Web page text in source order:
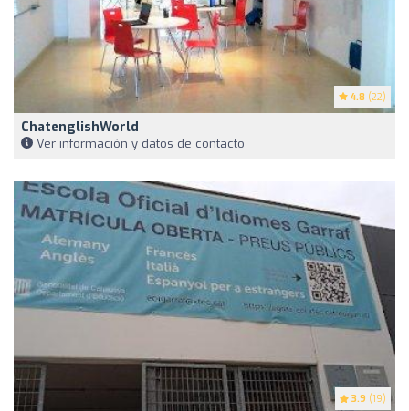
4.8 (22)
ChatenglishWorld
Ver información y datos de contacto
3.9 (19)